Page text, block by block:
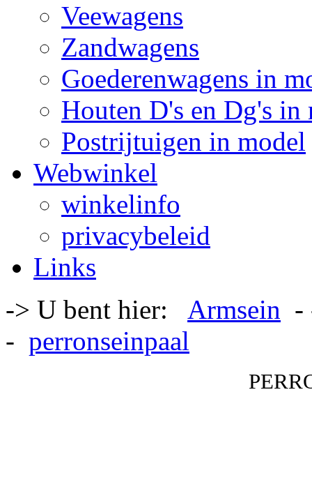
Veewagens
Zandwagens
Goederenwagens in
Houten D's en Dg's in
Postrijtuigen in model
Webwinkel
winkelinfo
privacybeleid
Links
-> U bent hier: Armsein
- perronseinpaal